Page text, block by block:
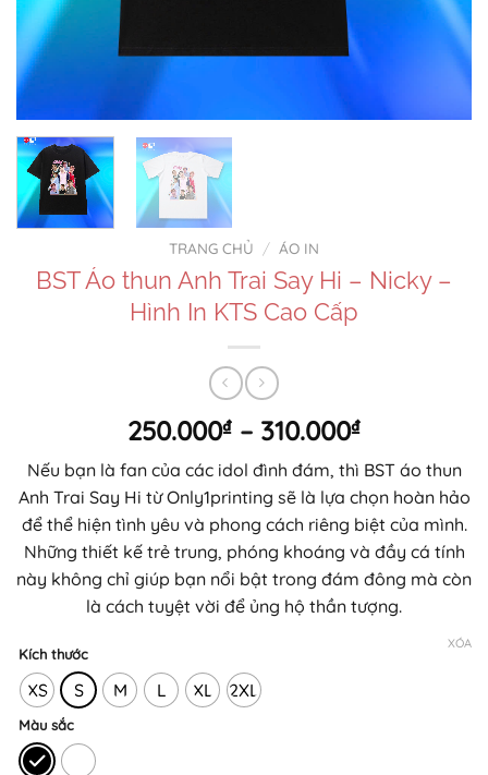
TRANG CHỦ / ÁO IN
BST Áo thun Anh Trai Say Hi – Nicky –
Hình In KTS Cao Cấp
250.000₫ – 310.000₫Khoảng
giá:
từ
250.000₫
đến
310.000₫
Nếu bạn là fan của các idol đình đám, thì BST áo thun
Anh Trai Say Hi từ Only1printing sẽ là lựa chọn hoàn hảo
để thể hiện tình yêu và phong cách riêng biệt của mình.
Những thiết kế trẻ trung, phóng khoáng và đầy cá tính
này không chỉ giúp bạn nổi bật trong đám đông mà còn
là cách tuyệt vời để ủng hộ thần tượng.
Kích thước
XS S M L XL 2XL
Màu sắc
XÓA